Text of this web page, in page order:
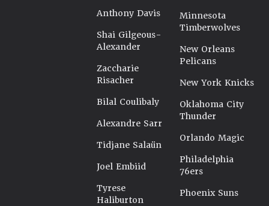
Anthony Davis
Shai Gilgeous-
Alexander
Zaccharie
Risacher
Bilal Coulibaly
Alexandre Sarr
Tidjane Salaün
Joel Embiid
Tyrese
Haliburton
Minnesota
Timberwolves
New Orleans
Pelicans
New York Knicks
Oklahoma City
Thunder
Orlando Magic
Philadelphia
76ers
Phoenix Suns